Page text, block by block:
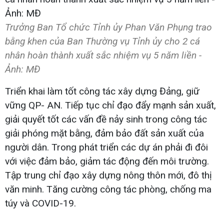
Trưởng Ban Tổ chức Tỉnh ủy Phan Văn Phụng trao
bằng khen của Ban Thường vụ Tỉnh ủy cho 2 cá
nhân hoàn thành xuất sắc nhiệm vụ 5 năm liền -
Ảnh: MĐ
Triển khai làm tốt công tác xây dựng Đảng, giữ
vững QP- AN. Tiếp tục chỉ đạo đẩy mạnh sản xuất,
giải quyết tốt các vấn đề nảy sinh trong công tác
giải phóng mặt bằng, đảm bảo đất sản xuất của
người dân. Trong phát triển các dự án phải đi đôi
với việc đảm bảo, giảm tác động đến môi trường.
Tập trung chỉ đạo xây dựng nông thôn mới, đô thị
văn minh. Tăng cường công tác phòng, chống ma
túy và COVID-19.